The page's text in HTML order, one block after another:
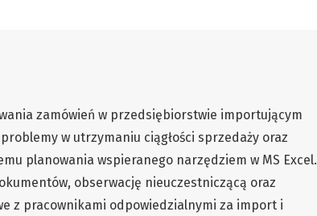
zamówień w przedsiębiorstwie importującym
w utrzymaniu ciągłości sprzedaży oraz
planowania wspieranego narzędziem w MS Excel.
obserwację nieuczestniczącą oraz
z pracownikami odpowiedzialnymi za import i